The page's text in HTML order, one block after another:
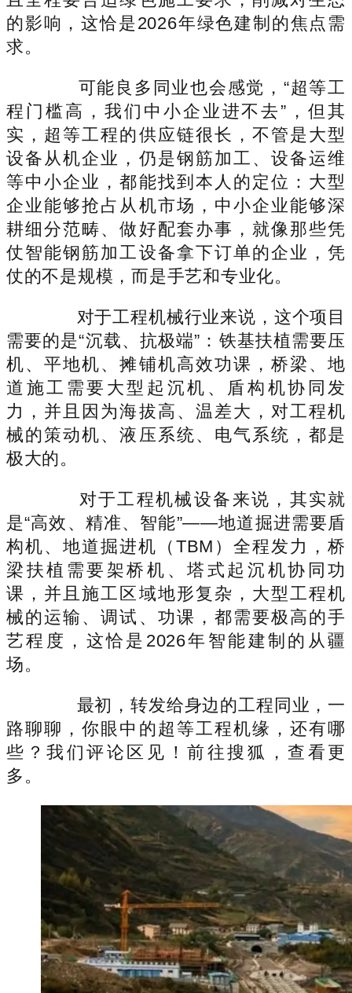
的影响，这恰是2026年绿色建制的焦点需
求。
可能良多同业也会感觉，“超等工
程门槛高，我们中小企业进不去”，但其
实，超等工程的供应链很长，不管是大型
设备从机企业，仍是钢筋加工、设备运维
等中小企业，都能找到本人的定位：大型
企业能够抢占从机市场，中小企业能够深
耕细分范畴、做好配套办事，就像那些凭
仗智能钢筋加工设备拿下订单的企业，凭
仗的不是规模，而是手艺和专业化。
对于工程机械行业来说，这个项目
需要的是“沉载、抗极端”：铁基扶植需要压
机、平地机、摊铺机高效功课，桥梁、地
道施工需要大型起沉机、盾构机协同发
力，并且因为海拔高、温差大，对工程机
械的策动机、液压系统、电气系统，都是
极大的。
对于工程机械设备来说，其实就
是“高效、精准、智能”——地道掘进需要盾
构机、地道掘进机（TBM）全程发力，桥
梁扶植需要架桥机、塔式起沉机协同功
课，并且施工区域地形复杂，大型工程机
械的运输、调试、功课，都需要极高的手
艺程度，这恰是2026年智能建制的从疆
场。
最初，转发给身边的工程同业，一
路聊聊，你眼中的超等工程机缘，还有哪
些？我们评论区见！前往搜狐，查看更
多。